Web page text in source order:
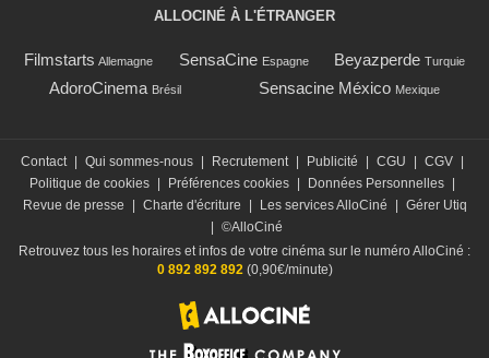
ALLOCINÉ À L'ÉTRANGER
Filmstarts Allemagne SensaCine Espagne Beyazperde Turquie
AdoroCinema Brésil Sensacine México Mexique
Contact | Qui sommes-nous | Recrutement | Publicité | CGU | CGV |
Politique de cookies | Préférences cookies | Données Personnelles |
Revue de presse
| Charte d'écriture | Les services AlloCiné | Gérer Utiq
| ©AlloCiné
Retrouvez tous les horaires et infos de votre cinéma sur le numéro AlloCiné :
0 892 892 892 (0,90€/minute)